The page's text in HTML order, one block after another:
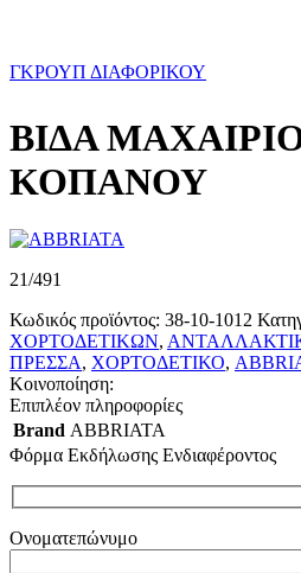
ΓΚΡΟΥΠ ΔΙΑΦΟΡΙΚΟΥ
ΒΙΔΑ
ΚΟΠΑΝΟΥ
21/491
Κωδικός προϊόντος: 38-10-1012
ΧΟΡΤΟΔΕΤΙΚΩΝ,
ΠΡΕΣΣΑ, ΧΟΡΤΟΔΕΤΙΚΟ,
Κοινοποίηση:
Επιπλέον πληροφορίες
Brand ABBRIATA
Φόρμα Εκδήλωσης Ενδιαφέροντος
Ονοματεπώνυμο